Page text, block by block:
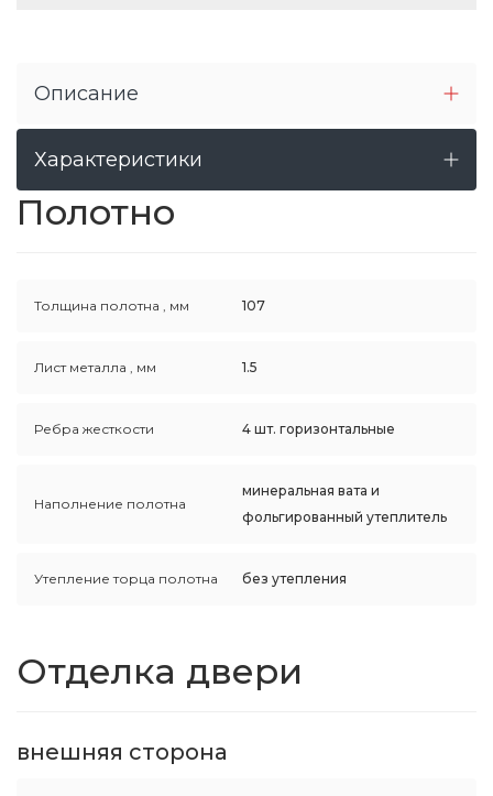
Описание
Характеристики
Полотно
Толщина полотна , мм 107
Лист металла , мм 1.5
Ребра жесткости 4 шт. горизонтальные
Наполнение полотна
минеральная вата и
фольгированный утеплитель
Утепление торца полотна без утепления
Отделка двери
внешняя сторона